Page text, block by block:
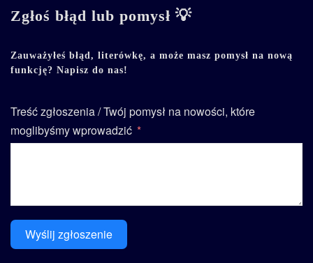
Zgłoś błąd lub pomysł 💡
Zauważyłeś błąd, literówkę, a może masz pomysł na nową
funkcję? Napisz do nas!
Treść zgłoszenia / Twój pomysł na nowości, które
moglibyśmy wprowadzić
Wyślij zgłoszenie